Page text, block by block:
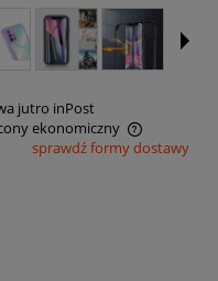
jutro inPost
ekonomiczny
płatności
sprawdź formy dostawy